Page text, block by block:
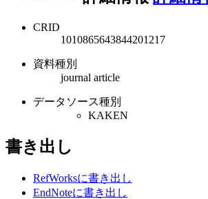
CRID
1010865643844201217
資料種別
journal article
データソース種別
KAKEN
書き出し
RefWorksに書き出し
EndNoteに書き出し